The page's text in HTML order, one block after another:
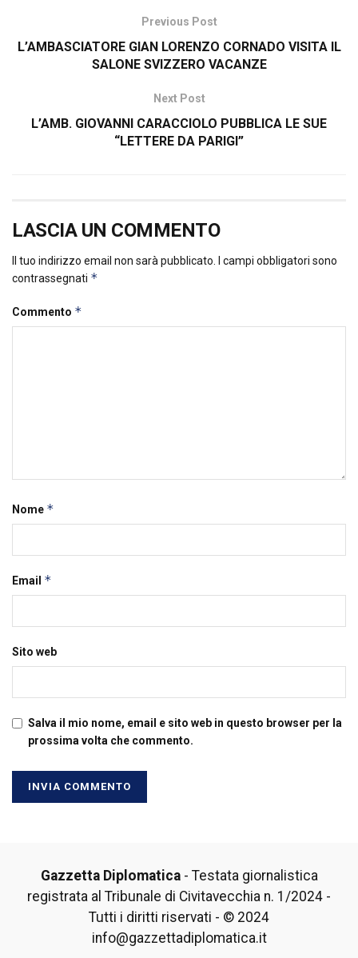
Previous Post
L’AMBASCIATORE GIAN LORENZO CORNADO VISITA IL
SALONE SVIZZERO VACANZE
Next Post
L’AMB. GIOVANNI CARACCIOLO PUBBLICA LE SUE
“LETTERE DA PARIGI”
LASCIA UN COMMENTO
Il tuo indirizzo email non sarà pubblicato.
I campi obbligatori sono
contrassegnati *
Commento *
Nome *
Email *
Sito web
Salva il mio nome, email e sito web in questo browser per la
prossima volta che commento.
Gazzetta Diplomatica- Testata giornalistica
registrata al Tribunale di Civitavecchia n. 1/2024 -
Tutti i diritti riservati - © 2024
info@gazzettadiplomatica.it